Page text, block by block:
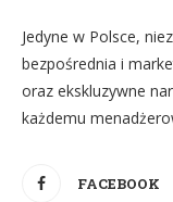
Jedyne w Polsce,
bezpośrednia i
oraz ekskluzywne
każdemu
FACEBOOK